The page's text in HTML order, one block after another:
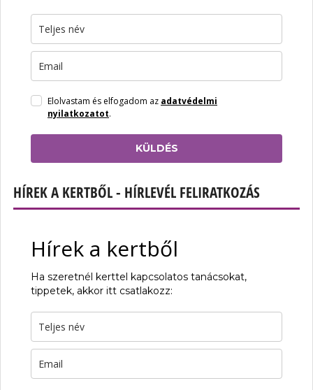
Elolvastam és elfogadom az adatvédelmi
nyilatkozatot.
KÜLDÉS
HÍREK A KERTBŐL - HÍRLEVÉL FELIRATKOZÁS
Hírek a kertből
Ha szeretnél kerttel kapcsolatos tanácsokat,
tippetek, akkor itt csatlakozz: